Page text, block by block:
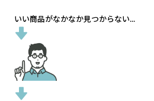
いい商品がなかなか見つからない...